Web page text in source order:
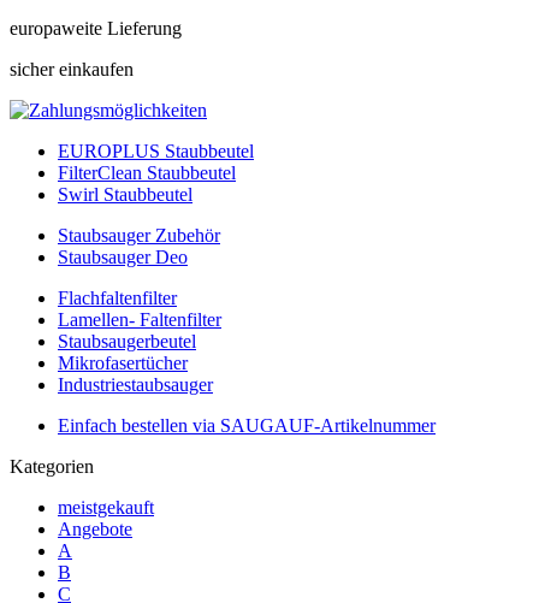
europaweite Lieferung
sicher einkaufen
EUROPLUS Staubbeutel
FilterClean Staubbeutel
Swirl Staubbeutel
Staubsauger Zubehör
Staubsauger Deo
Flachfaltenfilter
Lamellen- Faltenfilter
Staubsaugerbeutel
Mikrofasertücher
Industriestaubsauger
Einfach bestellen via SAUGAUF-Artikelnummer
Kategorien
meistgekauft
Angebote
A
B
C